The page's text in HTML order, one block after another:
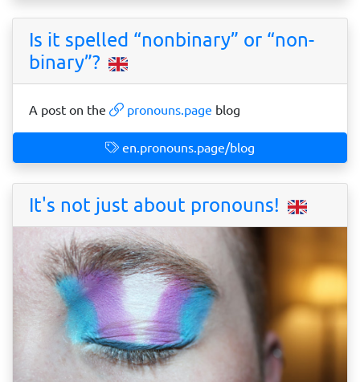
Is it spelled “nonbinary” or “non-
binary”?
A post on the pronouns.page blog
en.pronouns.page/blog
It's not just about pronouns!